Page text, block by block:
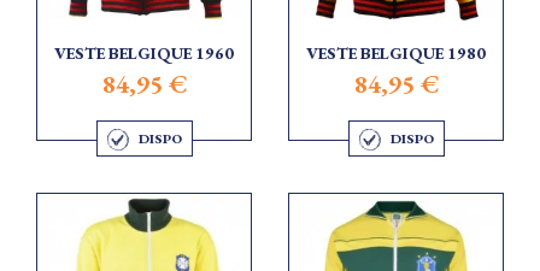
VESTE BELGIQUE 1960
84,95 €
DISPO
VESTE BELGIQUE 1980
84,95 €
DISPO